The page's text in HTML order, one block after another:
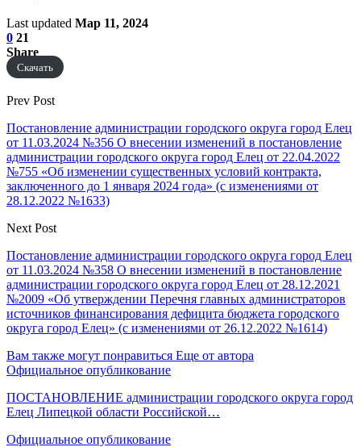
Last updated Мар 11, 2024
0 21
Share
Скачать
Prev Post
Постановление администрации городского округа город Елец
от 11.03.2024 №356 O внесении изменений в постановление
администрации городского округа город Елец от 22.04.2022
№755 «Об изменении существенных условий контракта,
заключенного до 1 января 2024 года» (с изменениями от
28.12.2022 №1633)
Next Post
Постановление администрации городского округа город Елец
от 11.03.2024 №358 О внесении изменений в постановление
администрации городского округа город Елец от 28.12.2021
№2009 «Об утверждении Перечня главных администраторов
источников финансирования дефицита бюджета городского
округа город Елец» (с изменениями от 26.12.2022 №1614)
Вам также могут понравиться Еще от автора
Официальное опубликование
ПОСТАНОВЛЕНИЕ администрации городского округа город
Елец Липецкой области Российской…
Официальное опубликование